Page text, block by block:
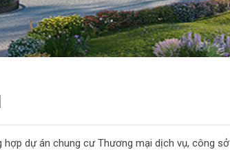
hợp dự án chung cư Thương mại dịch vụ, công sở